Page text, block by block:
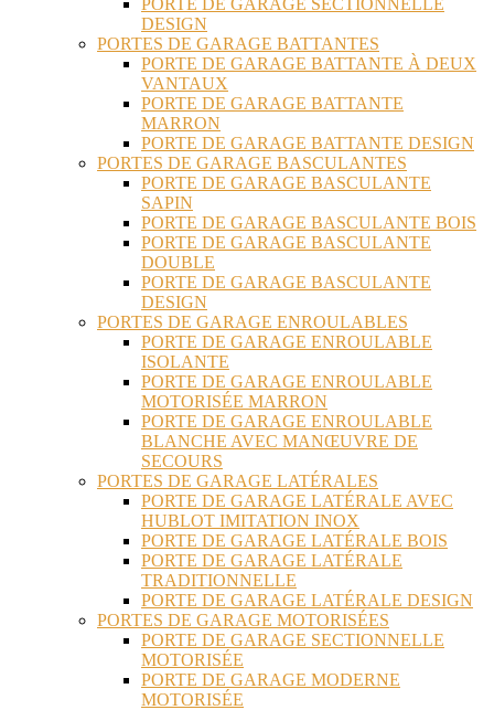
PORTE DE GARAGE SECTIONNELLE
DESIGN
PORTES DE GARAGE BATTANTES
PORTE DE GARAGE BATTANTE À DEUX
VANTAUX
PORTE DE GARAGE BATTANTE
MARRON
PORTE DE GARAGE BATTANTE DESIGN
PORTES DE GARAGE BASCULANTES
PORTE DE GARAGE BASCULANTE
SAPIN
PORTE DE GARAGE BASCULANTE BOIS
PORTE DE GARAGE BASCULANTE
DOUBLE
PORTE DE GARAGE BASCULANTE
DESIGN
PORTES DE GARAGE ENROULABLES
PORTE DE GARAGE ENROULABLE
ISOLANTE
PORTE DE GARAGE ENROULABLE
MOTORISÉE MARRON
PORTE DE GARAGE ENROULABLE
BLANCHE AVEC MANŒUVRE DE
SECOURS
PORTES DE GARAGE LATÉRALES
PORTE DE GARAGE LATÉRALE AVEC
HUBLOT IMITATION INOX
PORTE DE GARAGE LATÉRALE BOIS
PORTE DE GARAGE LATÉRALE
TRADITIONNELLE
PORTE DE GARAGE LATÉRALE DESIGN
PORTES DE GARAGE MOTORISÉES
PORTE DE GARAGE SECTIONNELLE
MOTORISÉE
PORTE DE GARAGE MODERNE
MOTORISÉE